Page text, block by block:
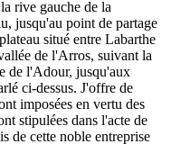
rive gauche de la
jusqu'au point de partage
situé entre Labarthe
de l'Arros, suivant la
de l'Adour, jusqu'aux
ci-dessus. J'offre de
imposées en vertu des
stipulées dans l'acte de
de cette noble entreprise